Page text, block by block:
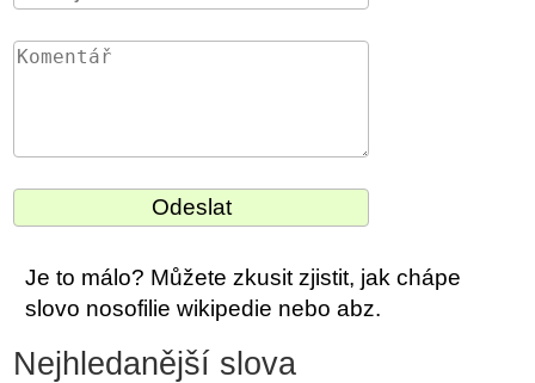
Je to málo? Můžete zkusit zjistit, jak chápe
slovo nosofilie wikipedie nebo abz.
Nejhledanější slova